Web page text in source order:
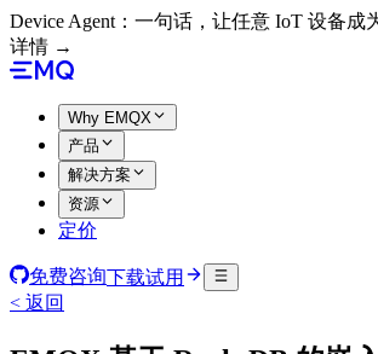
Device Agent：一句话，让任意 IoT 设备成
详情 →
Why EMQX
产品
解决方案
资源
定价
免费咨询下载试用
< 返回